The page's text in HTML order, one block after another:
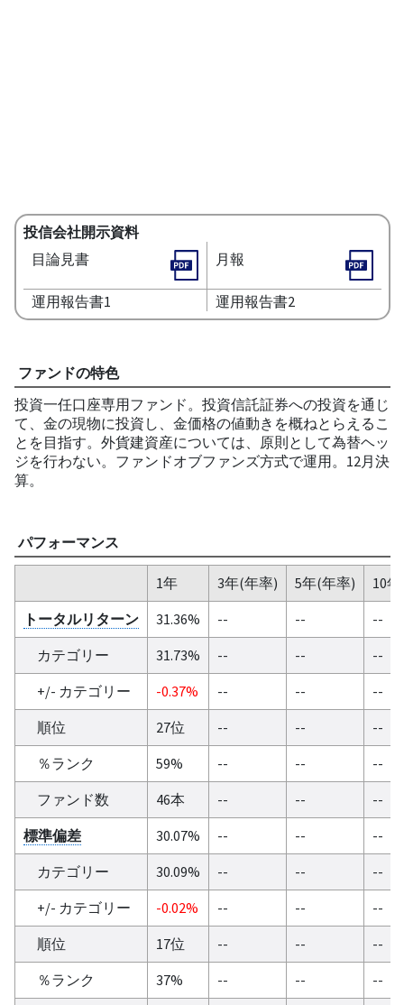
投信会社開示資料
目論見書
月報
運用報告書1 運用報告書2
ファンドの特色
投資一任口座専用ファンド。投資信託証券への投資を通じ
て、金の現物に投資し、金価格の値動きを概ねとらえるこ
とを目指す。外貨建資産については、原則として為替ヘッ
ジを行わない。ファンドオブファンズ方式で運用。12月決
算。
パフォーマンス
1年 3年(年率) 5年(年率)
10
トータルリターン
31.36% -- --
--
カテゴリー
31.73% -- --
--
+/- カテゴリー
-0.37% -- --
--
順位
27位 -- --
--
％ランク
59% -- --
--
ファンド数
46本 -- --
--
標準偏差
30.07% -- --
--
カテゴリー
30.09% -- --
--
+/- カテゴリー
-0.02% -- --
--
順位
17位 -- --
--
％ランク
37% -- -- --